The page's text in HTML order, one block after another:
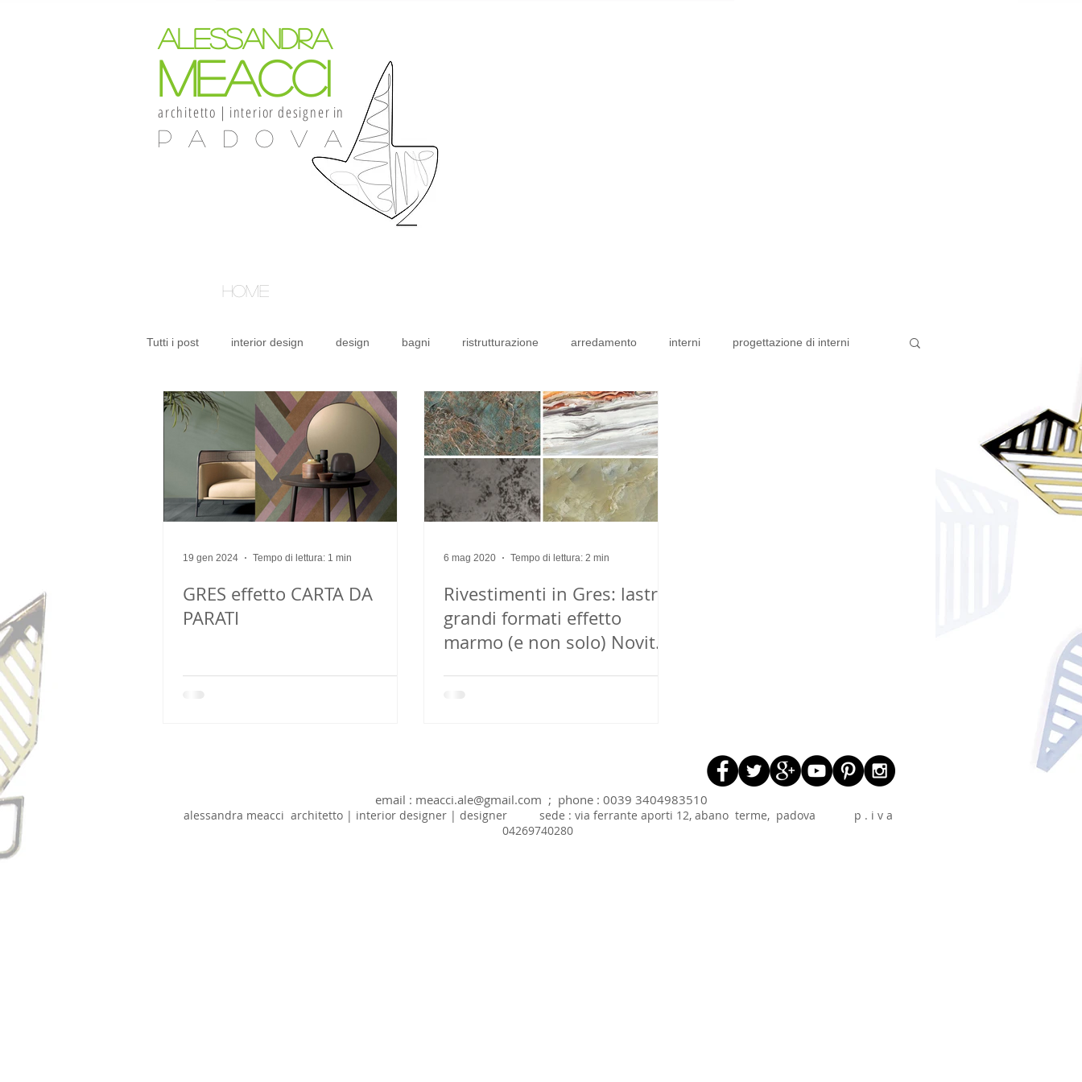
architetto | interior designer in
Padova
alessandra
meacci
HOME
Tutti i post interior design design bagni ristrutturazione arredamento interni progettazione di interni
arredo arredatore restyling casa arredo su misura
GRES effetto CARTA DA
PARATI
19 gen 2024 Tempo di lettura: 1 min
Rivestimenti in Gres: lastre
grandi formati effetto
marmo (e non solo) Novità
6 mag 2020 Tempo di lettura: 2 min
email : meacci.ale@gmail.com ; phone : 0039 3404983510
alessandra meacci architetto | interior designer | designer sede : via ferrante aporti 12, abano terme, padova p . i v a
04269740280